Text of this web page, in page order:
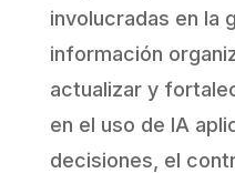
involucradas en la
información
actualizar y
en el uso de IA
decisiones, el